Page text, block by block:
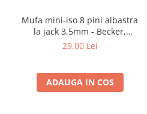
Mufa mini-iso 8 pini albastra
la jack 3,5mm - Becker,
Blaupunkt, VDO
29,00 Lei
ADAUGA IN COS